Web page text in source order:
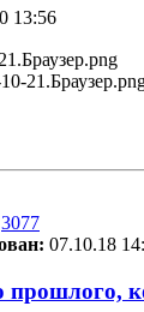
13:56
3077
07.10.18
прошлого,